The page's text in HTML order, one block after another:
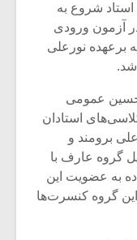
استاد شروع به
این ساز کرد. در سال ۱۳۵۴ در آزمون ورودی
برعهده نورعلی
شد.
حسین عمومی
استادان
برومند و
گروه عارف با
به عضویت این
گروه کنسرت‌ها